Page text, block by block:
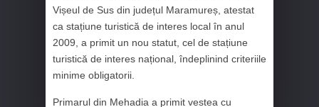
Vișeul de Sus din județul Maramureș, atestat
ca stațiune turistică de interes local în anul
2009, a primit un nou statut, cel de stațiune
turistică de interes național, îndeplinind criteriile
minime obligatorii.
Primarul din Mehadia a primit vestea cu